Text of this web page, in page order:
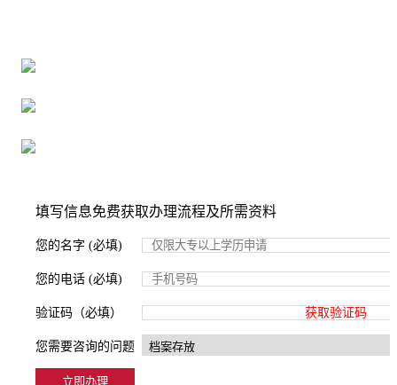
填写信息免费获取办理流程及所需资料
您的名字 (必填)
您的电话 (必填)
验证码（必填） 获取验证码
您需要咨询的问题